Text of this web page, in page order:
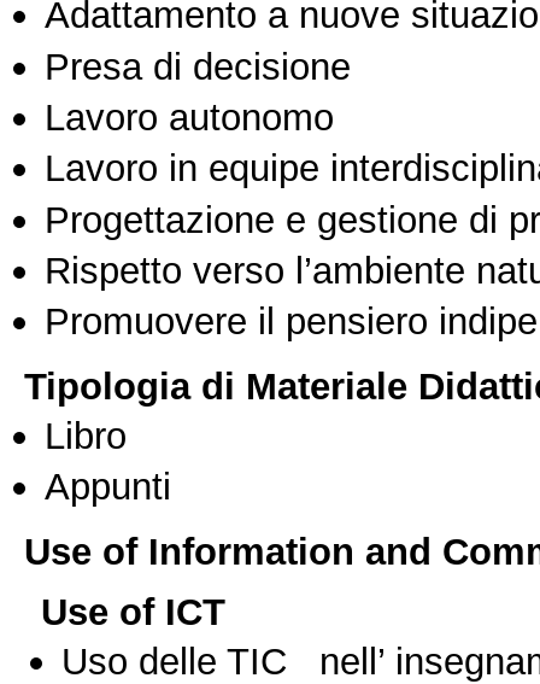
Adattamento a nuove
Presa di decisione
Lavoro autonomo
Lavoro in equipe
Progettazione e gestione di
Rispetto verso l’ambiente
Promuovere il pensiero
Tipologia di Materiale
Libro
Appunti
Use of Information and
Use of ICT
Uso delle TIC nell’